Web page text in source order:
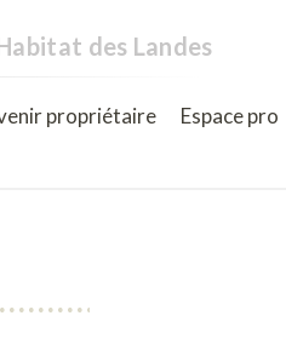
des Landes
propriétaire Espace pro